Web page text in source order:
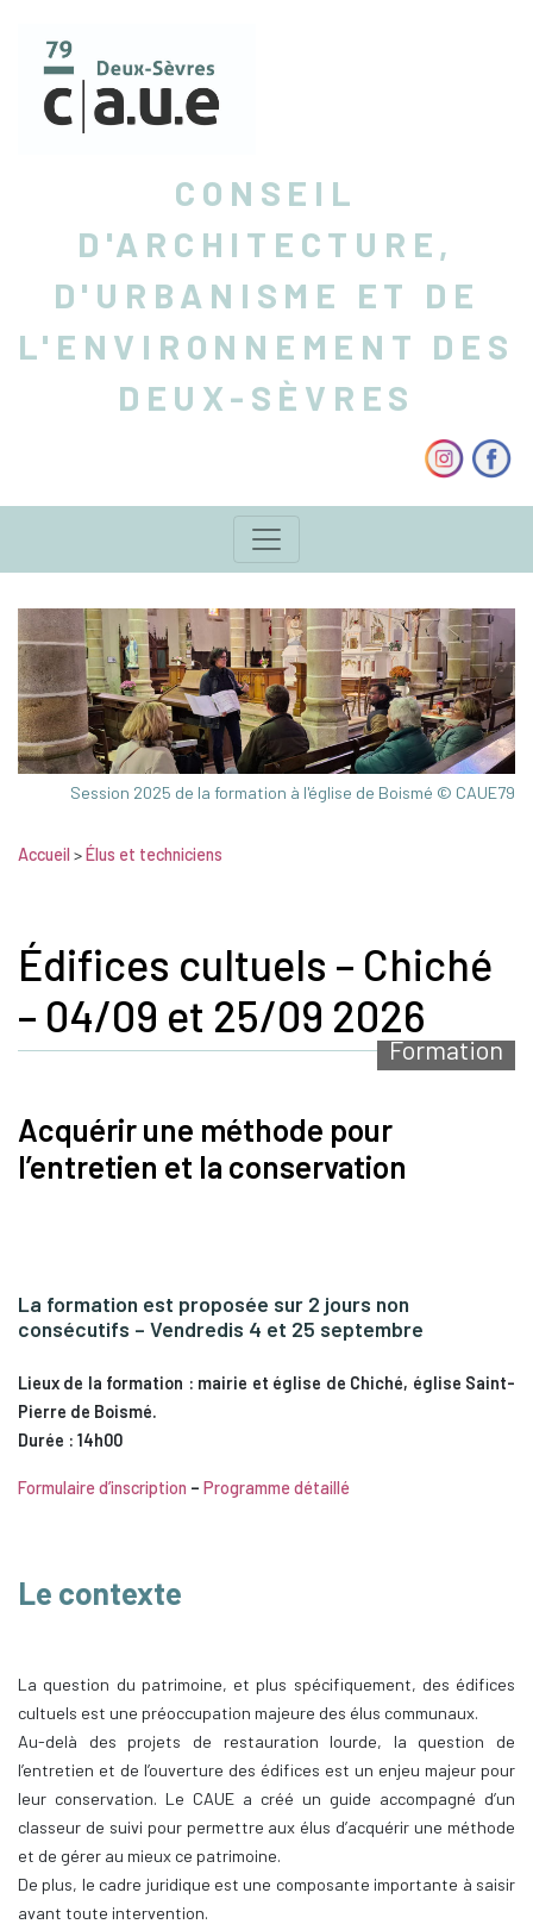
CONSEIL
D'ARCHITECTURE,
D'URBANISME ET DE
L'ENVIRONNEMENT DES
DEUX-SÈVRES
Session 2025 de la formation à l'église de Boismé © CAUE79
Accueil >Élus et techniciens
Édifices cultuels – Chiché
– 04/09 et 25/09 2026
Formation
Acquérir une méthode pour
l’entretien et la conservation
La formation est proposée sur 2 jours non
consécutifs – Vendredis 4 et 25 septembre
Lieux de la formation : mairie et église de Chiché, église Saint-
Pierre de Boismé.
Durée : 14h00
Formulaire d’inscription – Programme détaillé
Le contexte
La question du patrimoine, et plus spécifiquement, des édifices
cultuels est une préoccupation majeure des élus communaux.
Au-delà des projets de restauration lourde, la question de
l’entretien et de l’ouverture des édifices est un enjeu majeur pour
leur conservation. Le CAUE a créé un guide accompagné d’un
classeur de suivi pour permettre aux élus d’acquérir une méthode
et de gérer au mieux ce patrimoine.
De plus, le cadre juridique est une composante importante à saisir
avant toute intervention.